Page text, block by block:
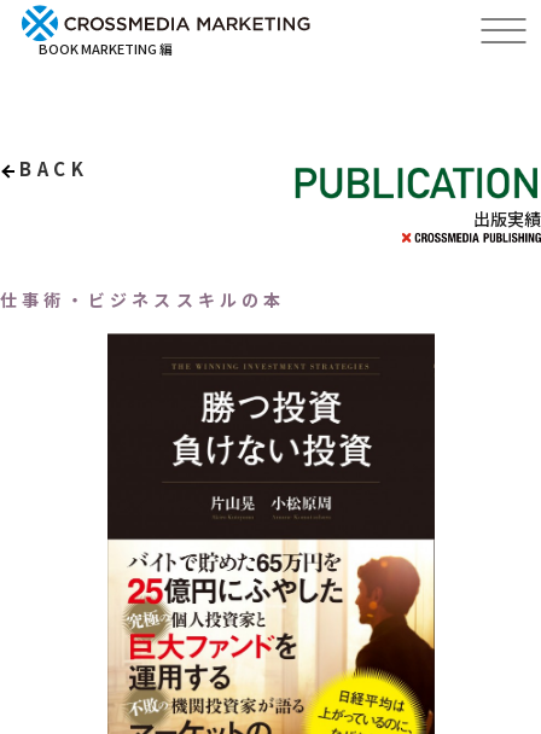
BOOK MARKETING 編
BACK
出版実績
仕事術・ビジネススキルの本